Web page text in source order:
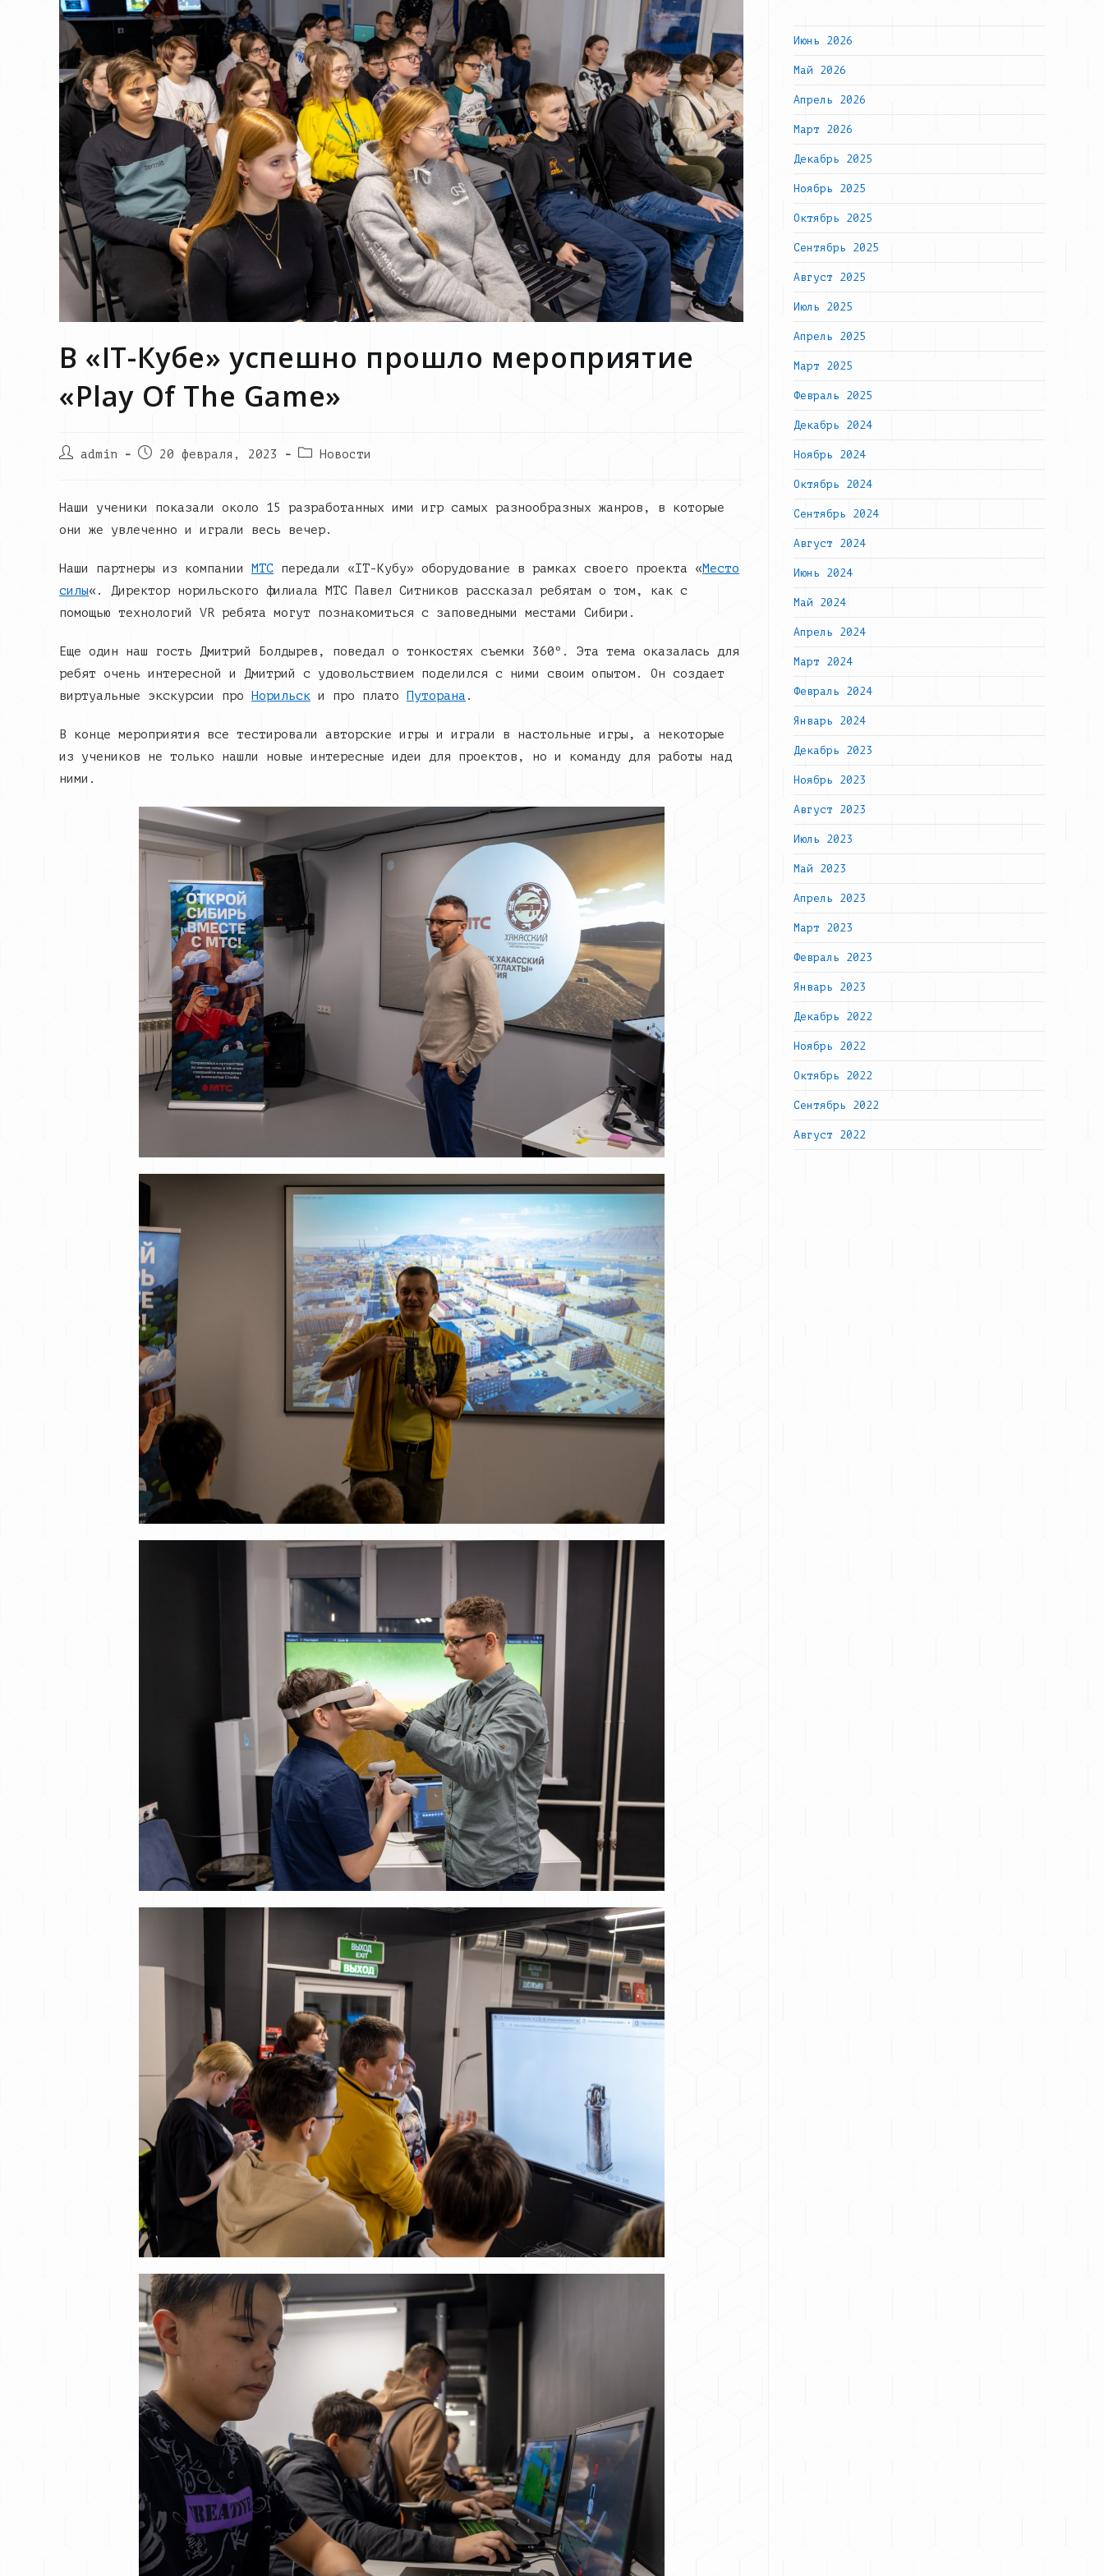
В «IT-Кубе» успешно прошло мероприятие
«Play Of The Game»
Postadmin
Запись20 февраля, 2023
PostНовости
Наши ученики показали около 15 разработанных ими игр самых разнообразных жанров, в которые
они же увлеченно и играли весь вечер.
Наши партнеры из компании МТС передали «IT-Кубу» оборудование в рамках своего проекта «Место
силы«. Директор норильского филиала МТС Павел Ситников рассказал ребятам о том, как с
помощью технологий VR ребята могут познакомиться с заповедными местами Сибири.
Еще один наш гость Дмитрий Болдырев, поведал о тонкостях съемки 360º. Эта тема оказалась для
ребят очень интересной и Дмитрий с удовольствием поделился с ними своим опытом. Он создает
виртуальные экскурсии про
Норильск и про плато Путорана .
В конце мероприятия все тестировали авторские игры и играли в настольные игры, а некоторые
из учеников не только нашли новые интересные идеи для проектов, но и команду для работы над
ними.
Июнь 2026
Май 2026
Апрель 2026
Март 2026
Декабрь 2025
Ноябрь 2025
Октябрь 2025
Сентябрь 2025
Август 2025
Июль 2025
Апрель 2025
Март 2025
Февраль 2025
Декабрь 2024
Ноябрь 2024
Октябрь 2024
Сентябрь 2024
Август 2024
Июнь 2024
Май 2024
Апрель 2024
Март 2024
Февраль 2024
Январь 2024
Декабрь 2023
Ноябрь 2023
Август 2023
Июль 2023
Май 2023
Апрель 2023
Март 2023
Февраль 2023
Январь 2023
Декабрь 2022
Ноябрь 2022
Октябрь 2022
Сентябрь 2022
Август 2022